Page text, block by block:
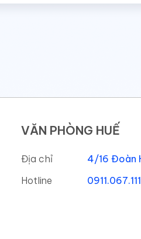
VĂN PHÒNG HUẾ
Địa chỉ
4/16 Đoàn
Hotline
0911.067.111